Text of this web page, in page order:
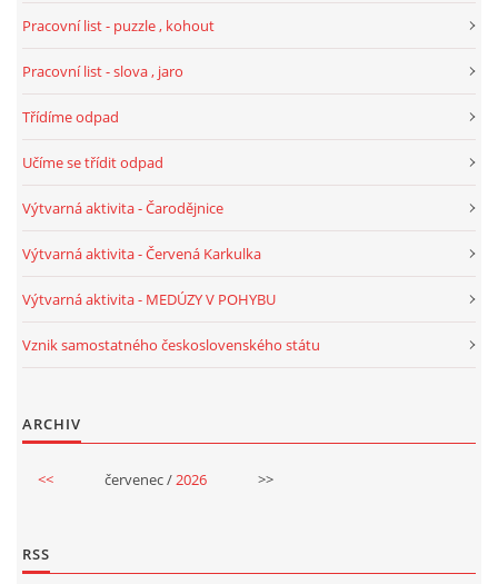
VELIKONOCE
KREATIVNÍ OVOCNÉ A ZELENINOVÉ MLSÁNÍ
Pracovní list - puzzle , kohout
Pracovní list - slova , jaro
Třídíme odpad
Učíme se třídit odpad
Výtvarná aktivita - Čarodějnice
Výtvarná aktivita - Červená Karkulka
Výtvarná aktivita - MEDÚZY V POHYBU
Vznik samostatného československého státu
ARCHIV
<< červenec /2026 >>
RSS